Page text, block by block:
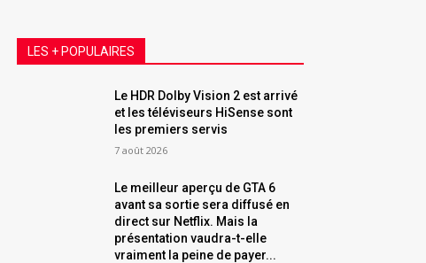
LES + POPULAIRES
Le HDR Dolby Vision 2 est arrivé
et les téléviseurs HiSense sont
les premiers servis
7 août 2026
Le meilleur aperçu de GTA 6
avant sa sortie sera diffusé en
direct sur Netflix. Mais la
présentation vaudra-t-elle
vraiment la peine de payer...